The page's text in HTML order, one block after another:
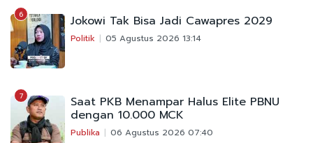
6 Jokowi Tak Bisa Jadi Cawapres 2029
Politik 05 Agustus 2026 13:14
7 Saat PKB Menampar Halus Elite PBNU
dengan 10.000 MCK
Publika 06 Agustus 2026 07:40